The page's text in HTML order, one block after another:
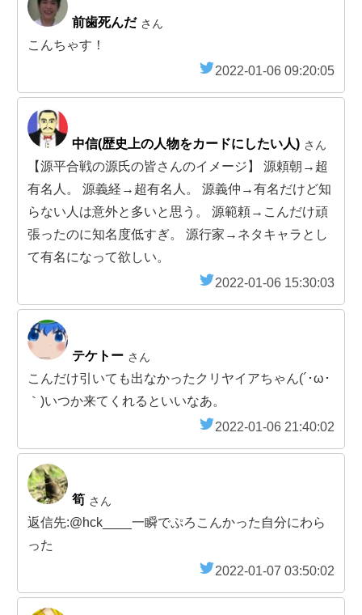
前歯死んだ さん
こんちゃす！
2022-01-06 09:20:05
中信(歴史上の人物をカードにしたい人) さん
【源平合戦の源氏の皆さんのイメージ】 源頼朝→超
有名人。 源義経→超有名人。 源義仲→有名だけど知
らない人は意外と多いと思う。 源範頼→こんだけ頑
張ったのに知名度低すぎ。 源行家→ネタキャラとし
て有名になって欲しい。
2022-01-06 15:30:03
テケトー さん
こんだけ引いても出なかったクリヤイアちゃん(´･ω･
｀)いつか来てくれるといいなあ。
2022-01-06 21:40:02
筍 さん
返信先:@hck____一瞬でぷろこんかった自分にわら
った
2022-01-07 03:50:02